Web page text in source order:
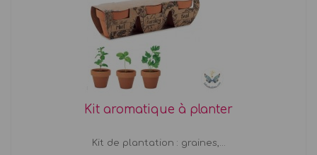
Kit aromatique à planter
Kit de plantation : graines,...